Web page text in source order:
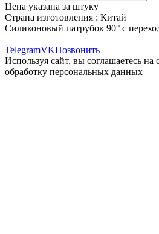
Цена указана за штуку
Страна изготовления : Китай
Силиконовый патрубок 90° с
TelegramVKПозвонить
Используя сайт, вы соглашаетесь на
обработку персональных данных